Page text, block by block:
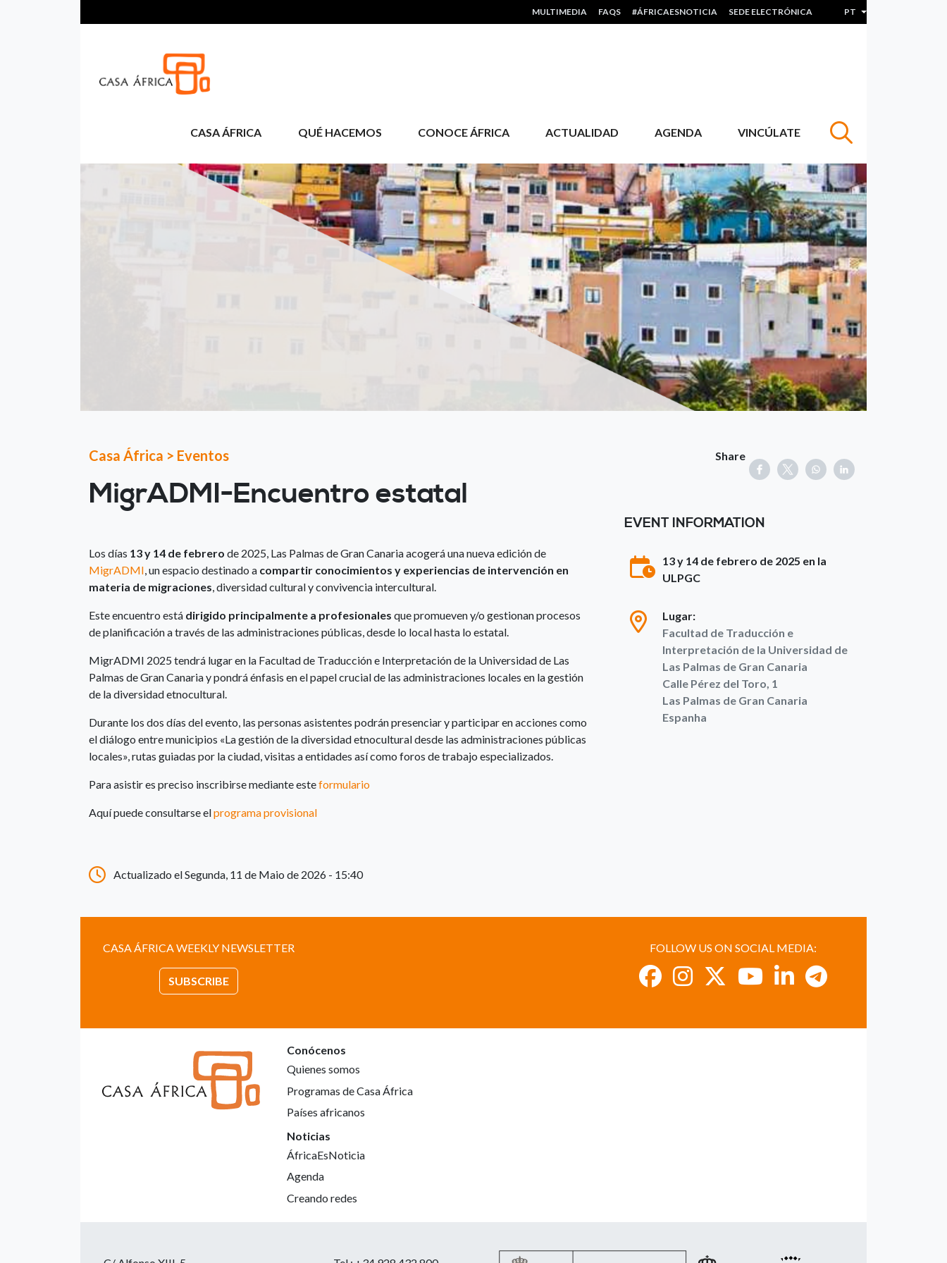
HEADER MENU
MULTIMEDIA FAQS #ÁFRICAESNOTICIA SEDE ELECTRÓNICA PT Lista de ações
CASA ÁFRICA QUÉ HACEMOS CONOCE ÁFRICA ACTUALIDAD AGENDA VINCÚLATE
Casa África > Eventos
MigrADMI-Encuentro estatal
Los días 13 y 14 de febrero de 2025, Las Palmas de Gran Canaria acogerá una nueva edición de
MigrADMI , un espacio destinado a compartir conocimientos y experiencias de intervención en
materia de migraciones , diversidad cultural y convivencia intercultural.
Este encuentro está dirigido principalmente a profesionales que promueven y/o gestionan procesos
de planificación a través de las administraciones públicas, desde lo local hasta lo estatal.
MigrADMI 2025 tendrá lugar en la Facultad de Traducción e Interpretación de la Universidad de Las
Palmas de Gran Canaria y pondrá énfasis en el papel crucial de las administraciones locales en la gestión
de la diversidad etnocultural.
Durante los dos días del evento, las personas asistentes podrán presenciar y participar en acciones como
el diálogo entre municipios «La gestión de la diversidad etnocultural desde las administraciones públicas
locales», rutas guiadas por la ciudad, visitas a entidades así como foros de trabajo especializados.
Para asistir es preciso inscribirse mediante esteformulario
Aquí puede consultarse elprograma provisional
Actualizado el Segunda, 11 de Maio de 2026 - 15:40
Share
EVENT INFORMATION
13 y 14 de febrero de 2025 en la
ULPGC
Lugar:
Facultad de Traducción e
Interpretación de la Universidad de
Las Palmas de Gran Canaria
Calle Pérez del Toro, 1
Las Palmas de Gran Canaria
Espanha
CASA ÁFRICA WEEKLY NEWSLETTER
SUBSCRIBE
FOLLOW US ON SOCIAL MEDIA:
Conócenos
Quienes somos
Programas de Casa África
Países africanos
Noticias
ÁfricaEsNoticia
Agenda
Creando redes